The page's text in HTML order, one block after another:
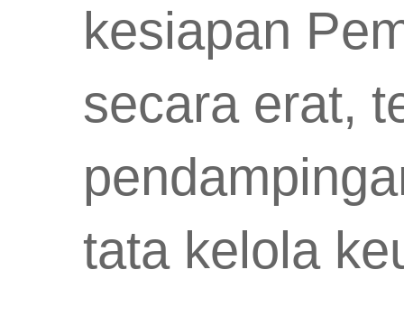
kesiapan
secara erat,
tata kelola